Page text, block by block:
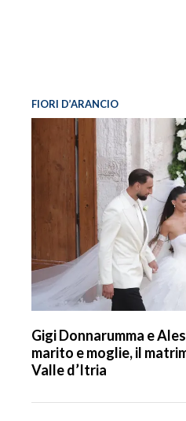
FIORI D’ARANCIO
Gigi Donnarumma e
marito e moglie, il
Valle d’Itria